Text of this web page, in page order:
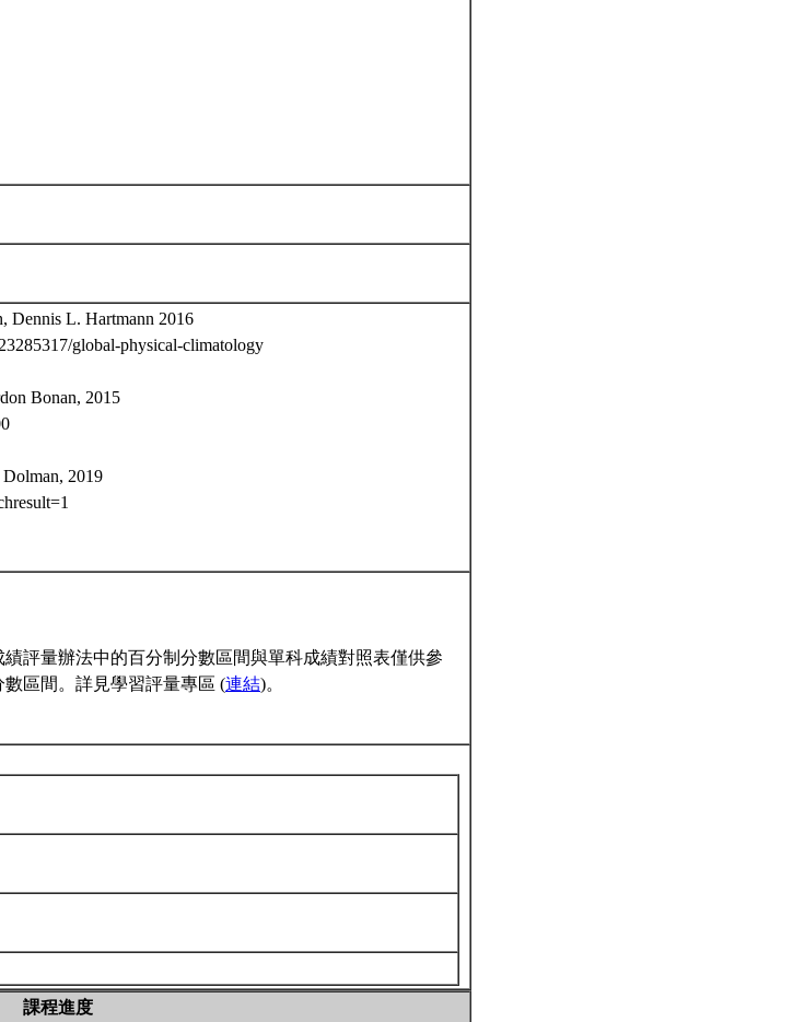
Dennis L. Hartmann 2016
global-physical-climatology
Bonan, 2015
2019
評量辦法中的百分制分數區間與單科成績對照表僅供參
區間。詳見學習評量專區 (連結)。
課程進度